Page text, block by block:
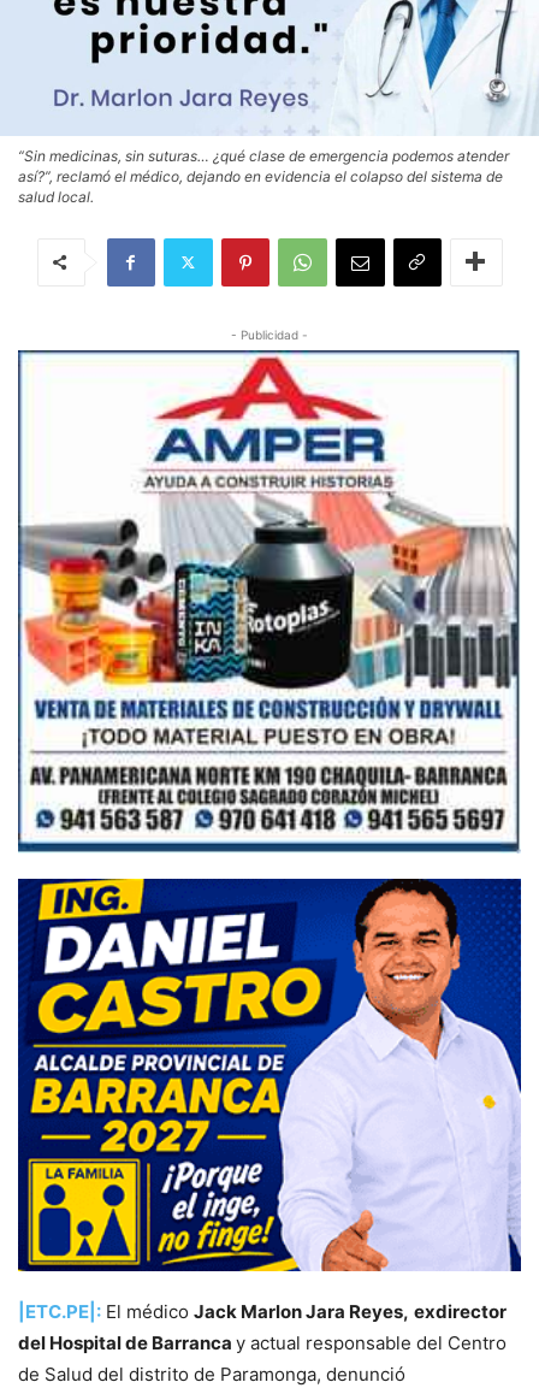
“Sin medicinas, sin suturas… ¿qué clase de emergencia podemos atender
así?”, reclamó el médico, dejando en evidencia el colapso del sistema de
salud local.
- Publicidad -
|ETC.PE|: El médico Jack Marlon Jara Reyes, exdirector
del Hospital de Barranca y actual responsable del Centro
de Salud del distrito de Paramonga, denunció